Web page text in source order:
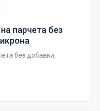
парчета без
без добавки,